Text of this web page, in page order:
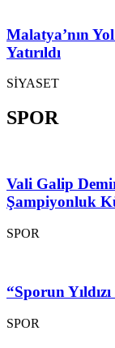
Malatya’nın
Yatırıldı
SİYASET
SPOR
Vali Galip
Şampiyonluk
SPOR
“Sporun
SPOR